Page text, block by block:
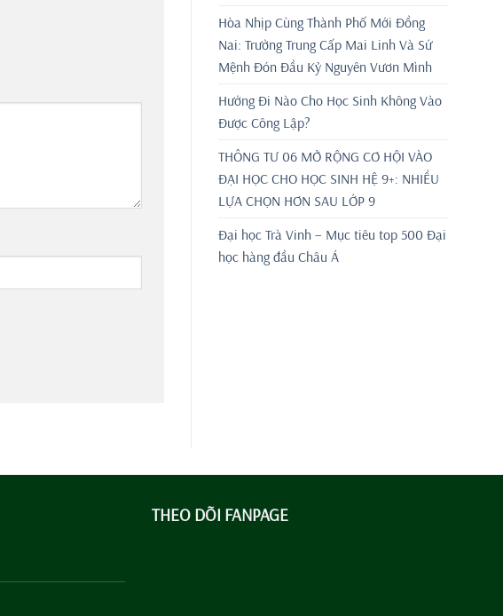
Hòa Nhịp Cùng Thành Phố Mới Đồng
Nai: Trường Trung Cấp Mai Linh Và Sứ
Mệnh Đón Đầu Kỷ Nguyên Vươn Mình
Hướng Đi Nào Cho Học Sinh Không Vào
Được Công Lập?
THÔNG TƯ 06 MỞ RỘNG CƠ HỘI VÀO
ĐẠI HỌC CHO HỌC SINH HỆ 9+: NHIỀU
LỰA CHỌN HƠN SAU LỚP 9
Đại học Trà Vinh – Mục tiêu top 500 Đại
học hàng đầu Châu Á
THEO DÕI FANPAGE